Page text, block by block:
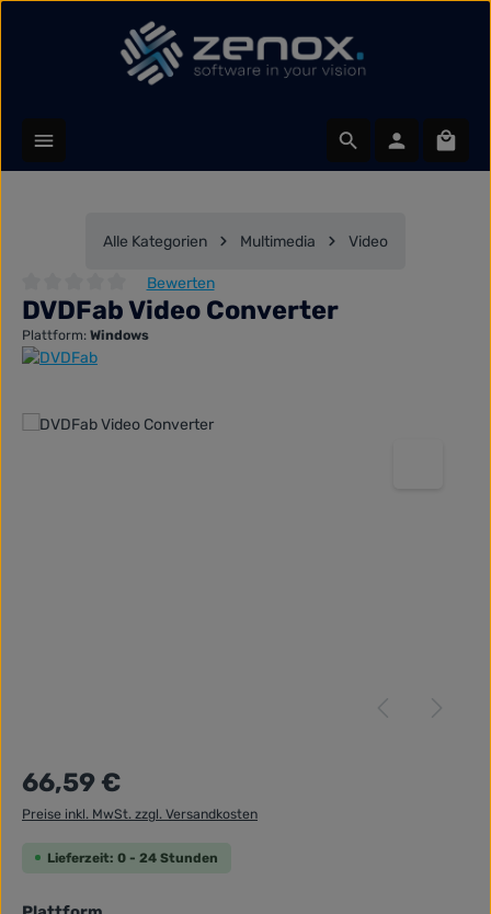
Zum Hauptinhalt springen
Alle Kategorien Multimedia Video
Durchschnittliche Bewertung von 0 von 5 Sternen
Bewerten
DVDFab Video Converter
Plattform: Windows
Bildergalerie überspringen
Regulärer Preis:
66,59 €
Preise inkl. MwSt. zzgl. Versandkosten
Lieferzeit: 0 - 24 Stunden